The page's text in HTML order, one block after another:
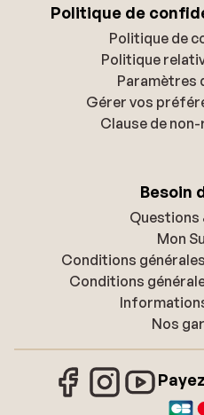
Politique de
Politique de
Politique
Paramètres
Gérer vos
Clause de
Besoin
Questions
Mon
Conditions
Conditions
Nos